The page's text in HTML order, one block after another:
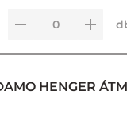
HENGER